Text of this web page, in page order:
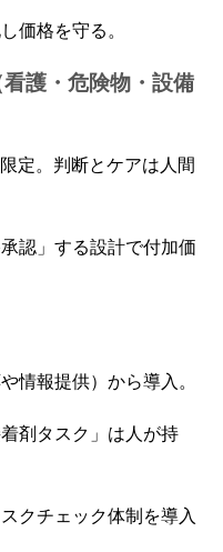
価格を守る。
護・危険物・設備
定。判断とケアは人間
認」する設計で付加価
情報提供）から導入。
剤タスク」は人が持
クチェック体制を導入